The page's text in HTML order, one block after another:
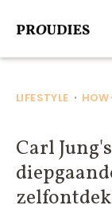
LIFESTYLE •
Carl